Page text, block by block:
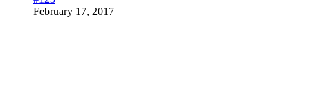
February 17, 2017